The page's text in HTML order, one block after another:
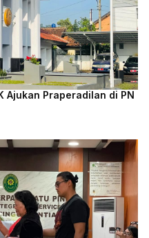
Ajukan Praperadilan di PN